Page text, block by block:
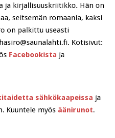
ja kirjallisuuskriitikko. Hän on
seitsemän romaania, kaksi
on palkittu useasti
Kotisivut:
Facebookista ja
sähkökaapeissa ja
Kuuntele myös äänirunot.